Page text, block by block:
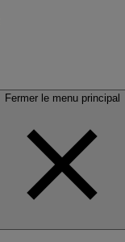
Fermer le menu principal